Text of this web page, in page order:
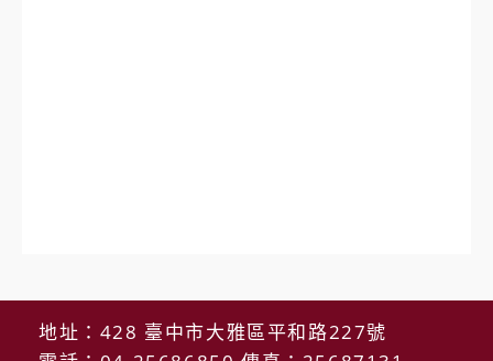
地址：428 臺中市大雅區平和路227號